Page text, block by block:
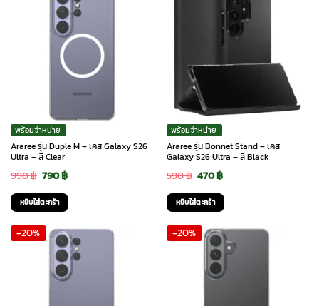
พร้อมจำหน่าย
Araree รุ่น Duple M – เคส Galaxy S26
Ultra – สี Clear
990฿ Original
price
was:
990 ฿.
790฿Current
price
is:
790 ฿.
หยิบใส่ตะกร้า
พร้อมจำหน่าย
Araree รุ่น Bonnet Stand – เคส
Galaxy S26 Ultra – สี Black
590฿ Original
price
was:
590 ฿.
470฿Current
price
is:
470 ฿.
หยิบใส่ตะกร้า
-20% -20%